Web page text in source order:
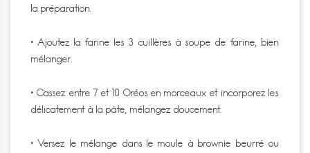
la préparation.
• Ajoutez la farine les 3 cuillères à soupe de farine, bien
mélanger.
• Cassez entre 7 et 10 Oréos en morceaux et incorporez les
délicatement à la pâte, mélangez doucement.
• Versez le mélange dans le moule à brownie beurré ou